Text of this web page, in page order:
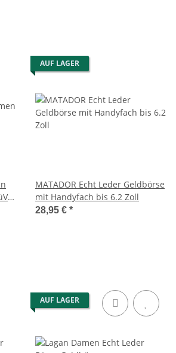
7
AUF LAGER
MATADOR Echt Leder Geldbörse
mit Handyfach bis 6.2 Zoll
28,95 € *
AUF LAGER